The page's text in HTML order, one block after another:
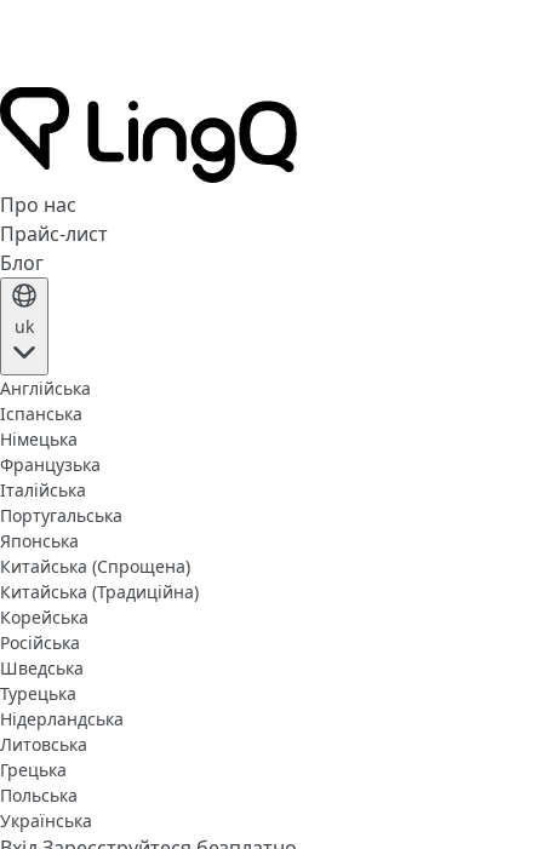
Про нас
Прайс-лист
Блог
uk
Англійська
Іспанська
Німецька
Французька
Італійська
Португальська
Японська
Китайська (Спрощена)
Китайська (Традиційна)
Корейська
Російська
Шведська
Турецька
Нідерландська
Литовська
Грецька
Польська
Українська